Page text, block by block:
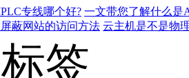
专线哪个好? 一文带您了解什么是
蔽网站的访问方法 云主机是不是物
签